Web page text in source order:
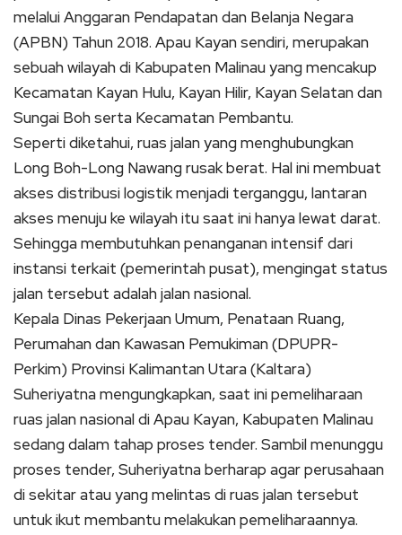
melalui Anggaran Pendapatan dan Belanja Negara
(APBN) Tahun 2018. Apau Kayan sendiri, merupakan
sebuah wilayah di Kabupaten Malinau yang mencakup
Kecamatan Kayan Hulu, Kayan Hilir, Kayan Selatan dan
Sungai Boh serta Kecamatan Pembantu.
Seperti diketahui, ruas jalan yang menghubungkan
Long Boh-Long Nawang rusak berat. Hal ini membuat
akses distribusi logistik menjadi terganggu, lantaran
akses menuju ke wilayah itu saat ini hanya lewat darat.
Sehingga membutuhkan penanganan intensif dari
instansi terkait (pemerintah pusat), mengingat status
jalan tersebut adalah jalan nasional.
Kepala Dinas Pekerjaan Umum, Penataan Ruang,
Perumahan dan Kawasan Pemukiman (DPUPR-
Perkim) Provinsi Kalimantan Utara (Kaltara)
Suheriyatna mengungkapkan, saat ini pemeliharaan
ruas jalan nasional di Apau Kayan, Kabupaten Malinau
sedang dalam tahap proses tender. Sambil menunggu
proses tender, Suheriyatna berharap agar perusahaan
di sekitar atau yang melintas di ruas jalan tersebut
untuk ikut membantu melakukan pemeliharaannya.